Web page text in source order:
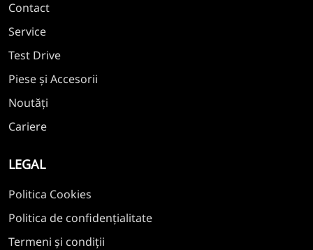
Contact
Service
Test Drive
Piese și Accesorii
Noutăți
Cariere
LEGAL
Politica Cookies
Politica de confidențialitate
Termeni și condiții